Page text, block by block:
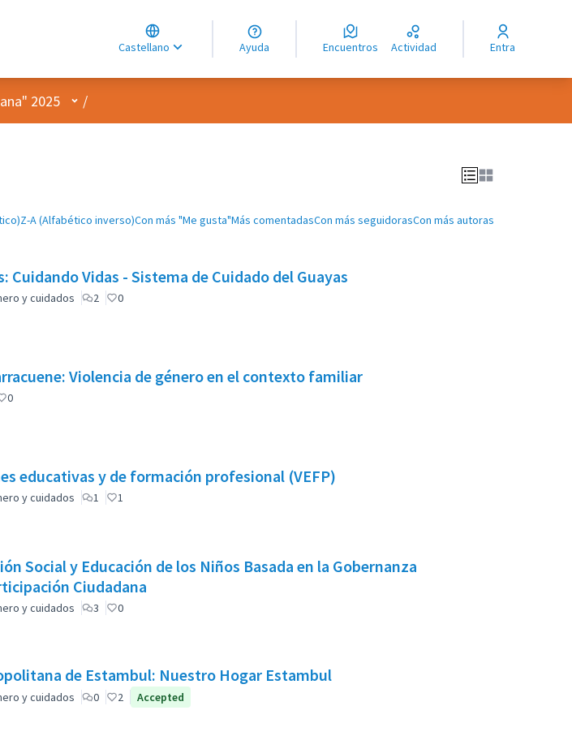
Castellano
Choose language
Choisir la langue
Elegir el idioma
Ayuda Encuentros Actividad Entra
2025 Menú de usuario
/
Z-A (Alfabético inverso)Con más "Me gusta"Más comentadasCon más seguidorasCon más autoras
Cuidando Vidas - Sistema de Cuidado del Guayas
y cuidados 2 0
Violencia de género en el contexto familiar
0
educativas y de formación profesional (VEFP)
y cuidados 1 1
Social y Educación de los Niños Basada en la Gobernanza
Ciudadana
y cuidados 3 0
de Estambul: Nuestro Hogar Estambul
y cuidados 0 2 Accepted